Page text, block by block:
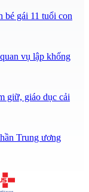
bé gái 11 tuổi con
vụ lập khống
giữ, giáo dục cải
Trung ương